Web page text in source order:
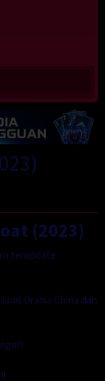
(2023)
terupdate
Drama China dan